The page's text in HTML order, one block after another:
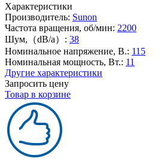
Характеристики
Производитель: Sunon
Частота вращения, об/мин: 2200
Шум,（dB/a）: 38
Номинальное напряжение, В.: 115
Номинальная мощность, Вт.: 11
Другие характеристики
Запросить цену
Товар в корзине